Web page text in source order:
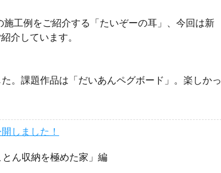
工例をご紹介する「たいぞーの耳」、今回は新
介しています。
。課題作品は「だいあんペグボード」。楽しかっ
しました！
ん収納を極めた家」編